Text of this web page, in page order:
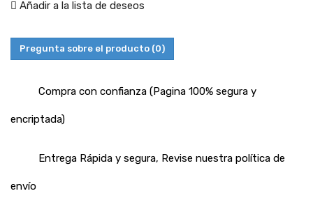
Añadir a la lista de deseos
Pregunta sobre el producto (0)
Compra con confianza (Pagina 100% segura y
encriptada)
Entrega Rápida y segura, Revise nuestra política de
envío